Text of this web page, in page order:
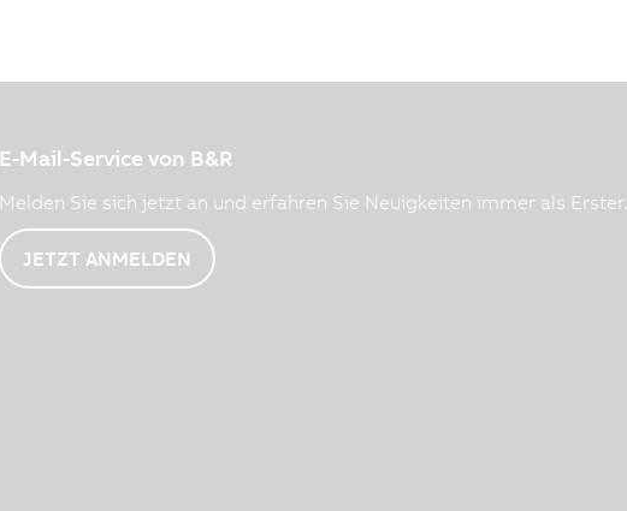
E-Mail-Service von B&R
Melden Sie sich jetzt an und erfahren Sie Neuigkeiten immer als Erster.
JETZT ANMELDEN